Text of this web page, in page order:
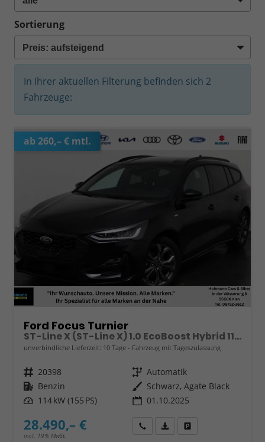
Sortierung
In Ihrer aktuellen Filterung befinden sich 2
Fahrzeuge:
ab 260,– € mtl.
Ford Focus Turnier
ST-Line X (ST-Line X) 1.0 EcoBoost Hybrid 114kW (155 PS) 7-Gang-Automatikgetriebe
unverbindliche Lieferzeit: 10 Tage Fahrzeug mit Tageszulassung
Fahrzeugnr. 20398 Getriebe Automatik
Kraftstoff Benzin Außenfarbe Schwarz, Agate Black
Leistung 114 kW (155 PS) 01.10.2025
28.490,– €
incl. 19% MwSt.
Wir rufen Sie anFahrzeugexposé (PDF)